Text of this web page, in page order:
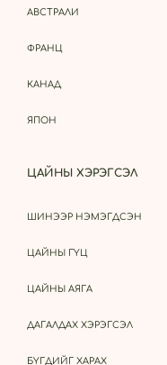
АВСТРАЛИ
ФРАНЦ
КАНАД
ЯПОН
ЦАЙНЫ ХЭРЭГСЭЛ
ШИНЭЭР НЭМЭГДСЭН
ЦАЙНЫ ГҮЦ
ЦАЙНЫ АЯГА
ДАГАЛДАХ ХЭРЭГСЭЛ
БҮГДИЙГ ХАРАХ